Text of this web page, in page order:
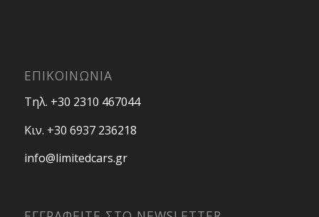
ΕΠΙΚΟΙΝΩΝΙΑ
Τηλ. +30 2310 467044
Κιν. +30 6937 236218
info@limitedcars.gr